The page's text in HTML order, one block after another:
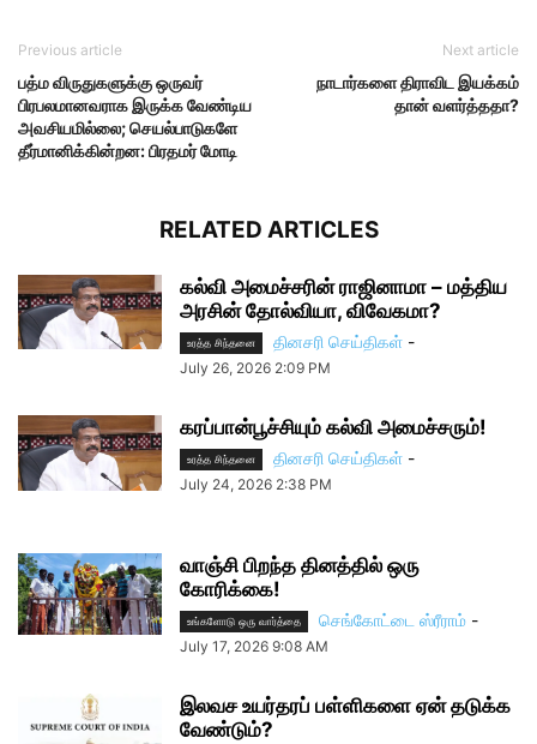
Previous article
பத்ம விருதுகளுக்கு ஒருவர்
பிரபலமானவராக இருக்க வேண்டிய
அவசியமில்லை; செயல்பாடுகளே
தீர்மானிக்கின்றன: பிரதமர் மோடி
Next article
நாடார்களை திராவிட இயக்கம்
தான் வளர்த்ததா?
RELATED ARTICLES
கல்வி அமைச்சரின் ராஜினாமா – மத்திய
அரசின் தோல்வியா, விவேகமா?
உரத்த சிந்தனை தினசரி செய்திகள் -
July 26, 2026 2:09 PM
கரப்பான்பூச்சியும் கல்வி அமைச்சரும்!
உரத்த சிந்தனை தினசரி செய்திகள் -
July 24, 2026 2:38 PM
வாஞ்சி பிறந்த தினத்தில் ஒரு
கோரிக்கை!
உங்களோடு ஒரு வார்த்தை செங்கோட்டை ஸ்ரீராம் -
July 17, 2026 9:08 AM
இலவச உயர்தரப் பள்ளிகளை ஏன் தடுக்க
வேண்டும்?